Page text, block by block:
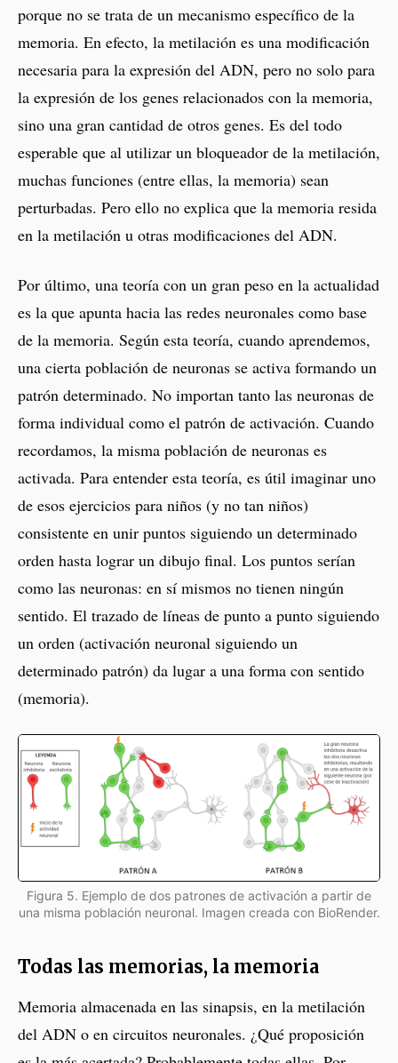
porque no se trata de un mecanismo específico de la
memoria. En efecto, la metilación es una modificación
necesaria para la expresión del ADN, pero no solo para
la expresión de los genes relacionados con la memoria,
sino una gran cantidad de otros genes. Es del todo
esperable que al utilizar un bloqueador de la metilación,
muchas funciones (entre ellas, la memoria) sean
perturbadas. Pero ello no explica que la memoria resida
en la metilación u otras modificaciones del ADN.
Por último, una teoría con un gran peso en la actualidad
es la que apunta hacia las redes neuronales como base
de la memoria. Según esta teoría, cuando aprendemos,
una cierta población de neuronas se activa formando un
patrón determinado. No importan tanto las neuronas de
forma individual como el patrón de activación. Cuando
recordamos, la misma población de neuronas es
activada. Para entender esta teoría, es útil imaginar uno
de esos ejercicios para niños (y no tan niños)
consistente en unir puntos siguiendo un determinado
orden hasta lograr un dibujo final. Los puntos serían
como las neuronas: en sí mismos no tienen ningún
sentido. El trazado de líneas de punto a punto siguiendo
un orden (activación neuronal siguiendo un
determinado patrón) da lugar a una forma con sentido
(memoria).
Figura 5. Ejemplo de dos patrones de activación a partir de
una misma población neuronal. Imagen creada con BioRender.
Todas las memorias, la memoria
Memoria almacenada en las sinapsis, en la metilación
del ADN o en circuitos neuronales. ¿Qué proposición